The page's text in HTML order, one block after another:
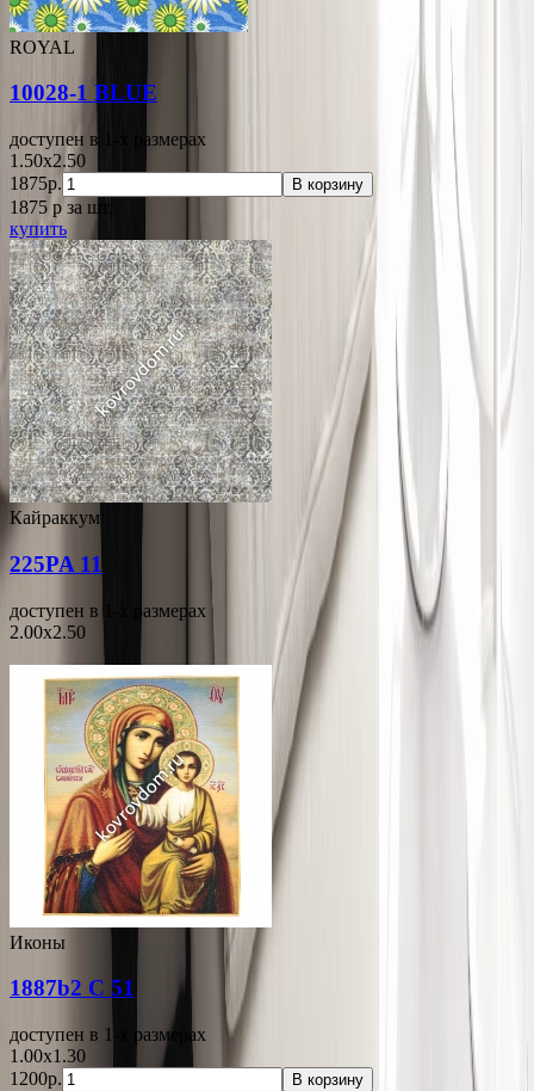
ROYAL
10028-1 BLUE
доступен в 1-x размерах
1.50x2.50
1875р.
В корзину
1875 p за шт.
купить
Кайраккум
225PA 11
доступен в 1-x размерах
2.00x2.50
Иконы
1887b2 С 51
доступен в 1-x размерах
1.00x1.30
1200р.
В корзину